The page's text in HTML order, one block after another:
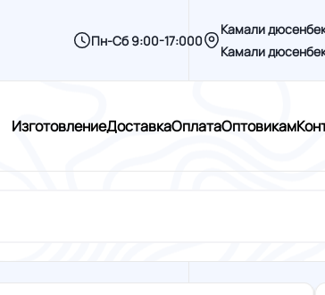
Пн-Сб 9:00-17:000
Камали
Камали
ИзготовлениеДоставкаОплатаОптовикам